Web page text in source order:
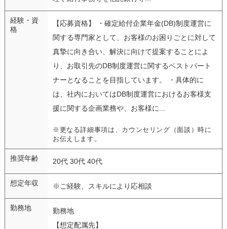
経験・資
格
【応募資格】 ・確定給付企業年金(DB)制度運営に
関する専門家として、お客様のお困りごとに対して
真摯に向き合い、解決に向けて提案することによ
り、お取引先のDB制度運営に関するベストパート
ナーとなることを目指しています。 ・具体的に
は、社内においてはDB制度運営におけるお客様支
援に関する企画業務や、お客様に...
※更なる詳細事項は、カウンセリング（面談）時に
お伝えします。
推奨年齢 20代 30代 40代
想定年収 ※ご経験、スキルにより応相談
勤務地
勤務地
【想定配属先】